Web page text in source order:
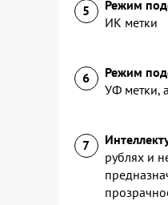
Режим
ИК метки
Режим
УФ метки,
рублях и